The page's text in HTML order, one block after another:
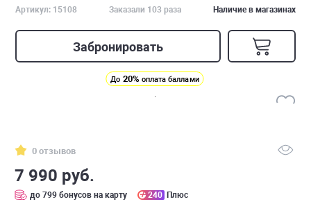
Артикул: 15108 Заказали 103 раза Наличие в магазинах
Забронировать
До 20% оплата баллами
0 отзывов
7 990 руб.
до 799 бонусов на карту 240 Плюс